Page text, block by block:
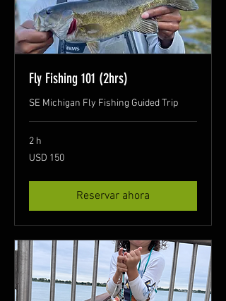
Fly Fishing 101 (2hrs)
SE Michigan Fly Fishing Guided Trip
2 h
150
dólares
USD 150
Reservar ahora